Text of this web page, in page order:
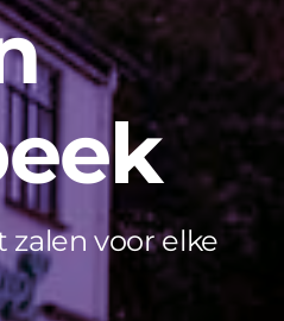
voor elke